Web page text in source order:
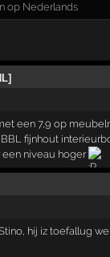
op Nederlands
een 7,9 op
fijnhout
een niveau hoger
hij iz toefallug